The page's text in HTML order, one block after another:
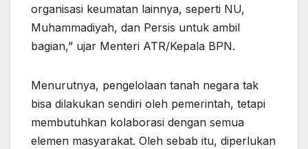
organisasi keumatan lainnya, seperti NU,
Muhammadiyah, dan Persis untuk ambil
bagian,” ujar Menteri ATR/Kepala BPN.
Menurutnya, pengelolaan tanah negara tak
bisa dilakukan sendiri oleh pemerintah, tetapi
membutuhkan kolaborasi dengan semua
elemen masyarakat. Oleh sebab itu, diperlukan